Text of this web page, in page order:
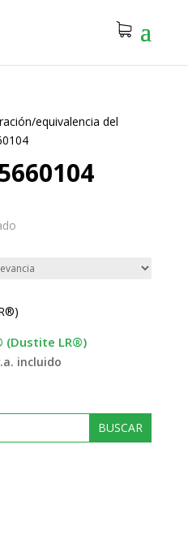
equivalencia del
(Dustite LR®)
incluido